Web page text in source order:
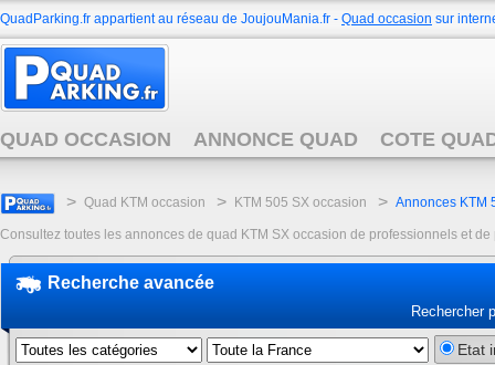
QuadParking.fr appartient au réseau de JoujouMania.fr - Quad occasion sur
QUAD OCCASION ANNONCE QUAD COTE
> Quad KTM occasion > KTM 505 SX occasion > Annonces KTM
Consultez toutes les annonces de quad KTM SX occasion de professionnels et
Recherche avancée
Rechercher
Etat